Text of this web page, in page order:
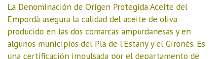
La Denominación de Origen Protegida Aceite del
Empordà asegura la calidad del aceite de oliva
producido en las dos comarcas ampurdanesas y en
algunos municipios del Pla de l’Estany y el Gironès. Es
una certificación impulsada por el departamento de